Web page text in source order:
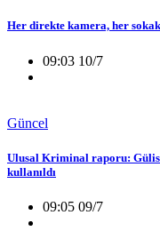
Her direkte kamera, her
09:03 10/7
Güncel
Ulusal Kriminal raporu:
kullanıldı
09:05 09/7